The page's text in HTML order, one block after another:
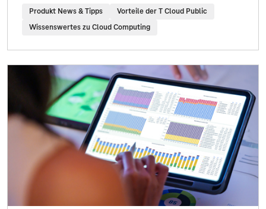
Produkt News & Tipps
Vorteile der T Cloud Public
Wissenswertes zu Cloud Computing